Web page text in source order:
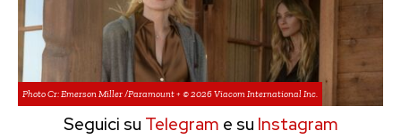
Photo Cr: Emerson Miller /Paramount + © 2026 Viacom International Inc.
Seguici su Telegram e su Instagram